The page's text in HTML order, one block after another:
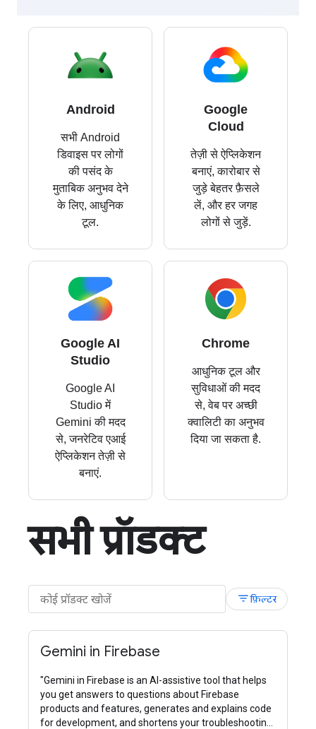
Android
सभी Android
डिवाइस पर लोगों
की पसंद के
मुताबिक अनुभव देने
के लिए, आधुनिक
टूल.
Google
Cloud
तेज़ी से ऐप्लिकेशन
बनाएं, कारोबार से
जुड़े बेहतर फ़ैसले
लें, और हर जगह
लोगों से जुड़ें.
Google AI
Studio
Google AI
Studio में
Gemini की मदद
से, जनरेटिव एआई
ऐप्लिकेशन तेज़ी से
बनाएं.
Chrome
आधुनिक टूल और
सुविधाओं की मदद
से, वेब पर अच्छी
क्वालिटी का अनुभव
दिया जा सकता है.
सभी प्रॉडक्ट
filter_listफ़िल्टर
Gemini in Firebase
"Gemini in Firebase is an AI-assistive tool that helps
you get answers to questions about Firebase
products and features, generates and explains code
for development, and shortens your troubleshooting